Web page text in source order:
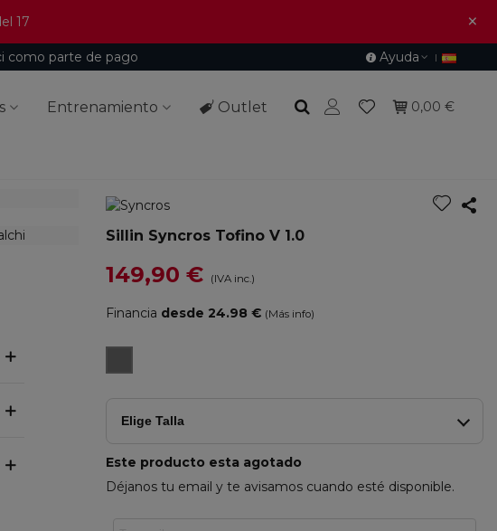
17 ×
como parte de pago Ayuda
Entrenamiento Outlet 0,00 €
Sillin Syncros Tofino V 1.0
149,90 € (IVA inc.)
Financia desde 24.98 € (Más info)
Elige Talla
Este producto esta agotado
Déjanos tu email y te avisamos cuando esté disponible.